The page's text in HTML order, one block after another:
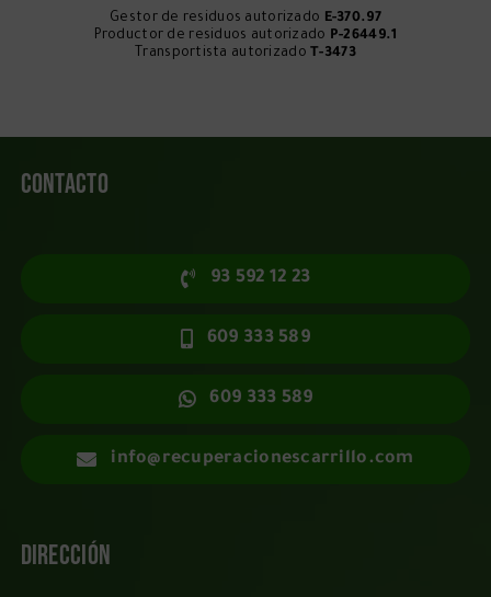
Gestor de residuos autorizado E-370.97
Productor de residuos autorizado P-26449.1
Transportista autorizado T-3473
Contacto
93 592 12 23
609 333 589
609 333 589
info@recuperacionescarrillo.com
Dirección